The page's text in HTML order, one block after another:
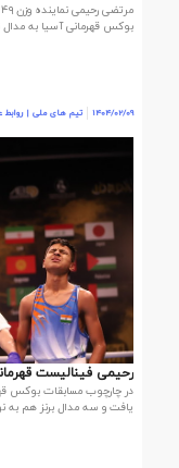
بوکس قهرمانی آسیا به
1404/02/09 تیم های ملی | روابط
رحیمی فینالیست قهرمانی آسیا شد، سه برنز به نونهالان رسید
در چارچوب مسابقات بوکس
یافت و سه مدال برنز هم به